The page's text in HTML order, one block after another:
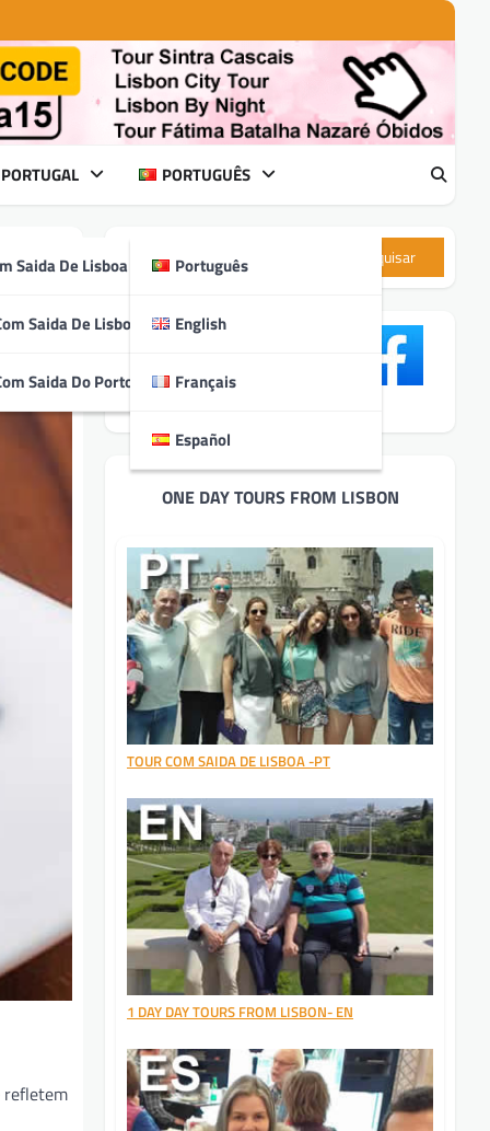
Saida De Lisboa
Saida De Lisboa
Saida Do Porto
PORTUGUÊS
Português
English
Français
Español
refletem
Pesquisar
ONE DAY TOURS FROM LISBON
TOUR COM SAIDA DE LISBOA -PT
1 DAY DAY TOURS FROM LISBON- EN